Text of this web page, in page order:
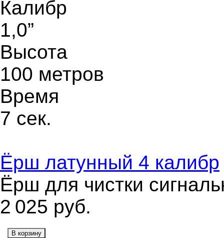
Калибр
1,0”
Высота
100 метров
Время
7 сек.
Ёрш латунный 4 калибр
Ёрш для чистки
2 025 руб.
В корзину